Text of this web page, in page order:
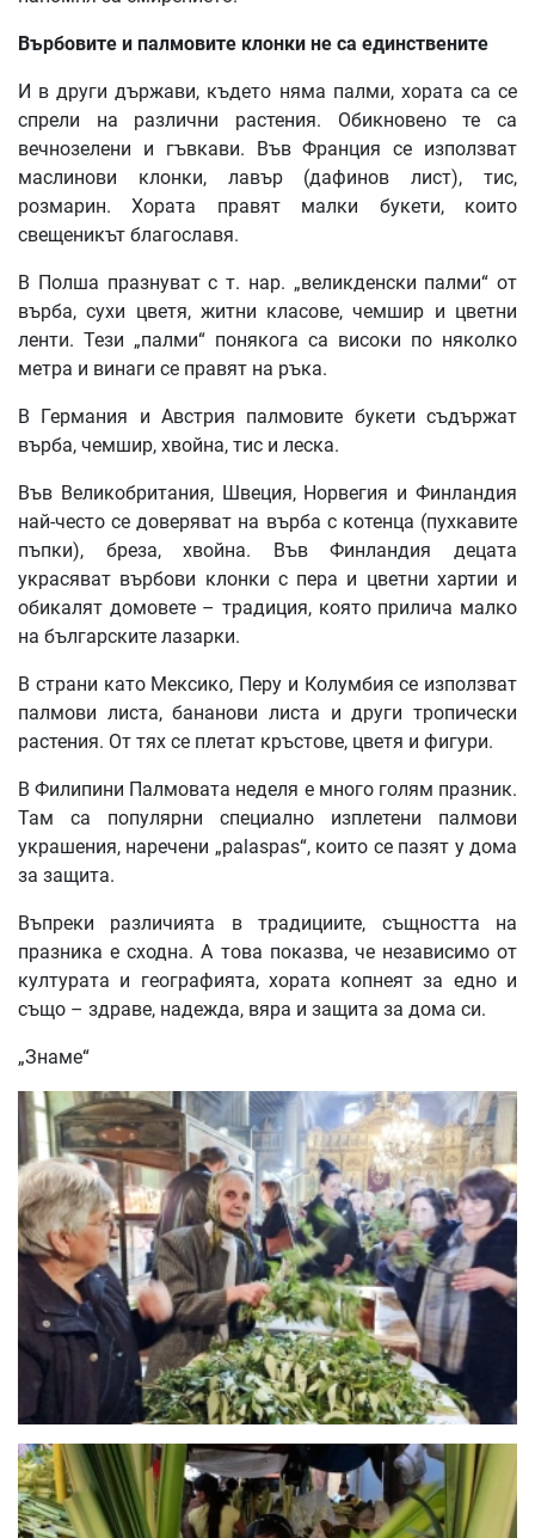
Върбовите и палмовите клонки не са единствените
И в други държави, където няма палми, хората са се
спрели на различни растения. Обикновено те са
вечнозелени и гъвкави. Във Франция се използват
маслинови клонки, лавър (дафинов лист), тис,
розмарин. Хората правят малки букети, които
свещеникът благославя.
В Полша празнуват с т. нар. „великденски палми“ от
върба, сухи цветя, житни класове, чемшир и цветни
ленти. Тези „палми“ понякога са високи по няколко
метра и винаги се правят на ръка.
В Германия и Австрия палмовите букети съдържат
върба, чемшир, хвойна, тис и леска.
Във Великобритания, Швеция, Норвегия и Финландия
най-често се доверяват на върба с котенца (пухкавите
пъпки), бреза, хвойна. Във Финландия децата
украсяват върбови клонки с пера и цветни хартии и
обикалят домовете – традиция, която прилича малко
на българските лазарки.
В страни като Мексико, Перу и Колумбия се използват
палмови листа, бананови листа и други тропически
растения. От тях се плетат кръстове, цветя и фигури.
В Филипини Палмовата неделя е много голям празник.
Там са популярни специално изплетени палмови
украшения, наречени „palaspas“, които се пазят у дома
за защита.
Въпреки различията в традициите, същността на
празника е сходна. А това показва, че независимо от
културата и географията, хората копнеят за едно и
също – здраве, надежда, вяра и защита за дома си.
„Знаме“